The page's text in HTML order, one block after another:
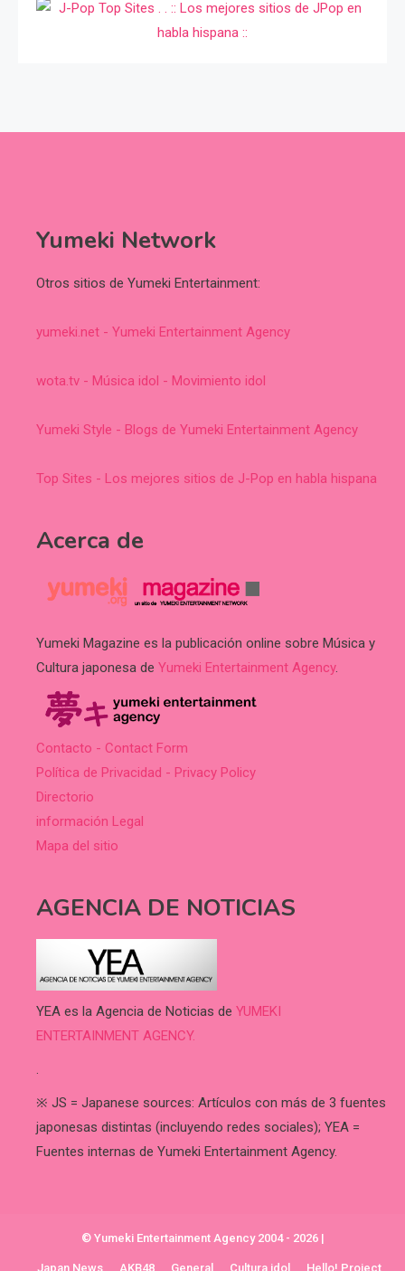
Yumeki Network
Otros sitios de Yumeki Entertainment:
yumeki.net - Yumeki Entertainment Agency
wota.tv - Música idol - Movimiento idol
Yumeki Style - Blogs de Yumeki Entertainment Agency
Top Sites - Los mejores sitios de J-Pop en habla hispana
Acerca de
Yumeki Magazine es la publicación online sobre Música y
Cultura japonesa de Yumeki Entertainment Agency.
Contacto - Contact Form
Política de Privacidad - Privacy Policy
Directorio
información Legal
Mapa del sitio
AGENCIA DE NOTICIAS
YEA es la Agencia de Noticias de YUMEKI
ENTERTAINMENT AGENCY.
.
※ JS = Japanese sources: Artículos con más de 3 fuentes
japonesas distintas (incluyendo redes sociales); YEA =
Fuentes internas de Yumeki Entertainment Agency.
© Yumeki Entertainment Agency 2004 - 2026 |
Japan News AKB48 General Cultura idol Hello! Project